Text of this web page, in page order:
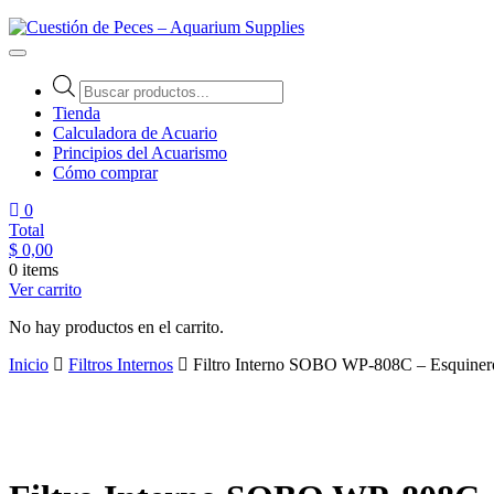
Tienda
Calculadora de Acuario
Principios del Acuarismo
Cómo comprar
0
Total
$ 0,00
0 items
Ver carrito
No hay productos en el carrito.
Inicio
Filtros Internos Filtro Interno SOBO WP-808C –